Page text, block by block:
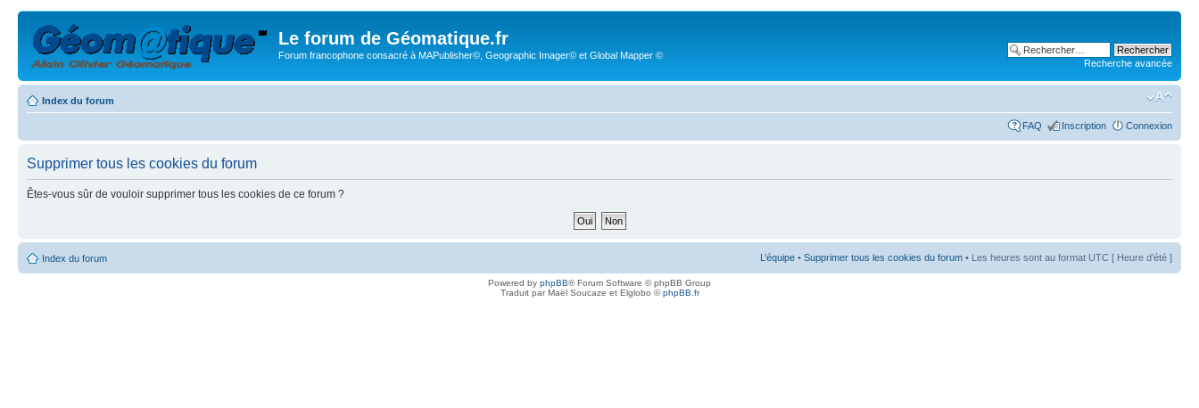
Le forum de Géomatique.fr
Forum francophone consacré à MAPublisher©, Geographic Imager© et Global Mapper ©
Recherche avancée
Index du forum
FAQ Inscription Connexion
Supprimer tous les cookies du forum
Êtes-vous sûr de vouloir supprimer tous les cookies de ce forum ?
Index du forum L’équipe • Supprimer tous les cookies du forum • Les heures sont au format UTC [ Heure d’été ]
Powered by phpBB® Forum Software © phpBB Group
Traduit par Maël Soucaze et Elglobo ©phpBB.fr